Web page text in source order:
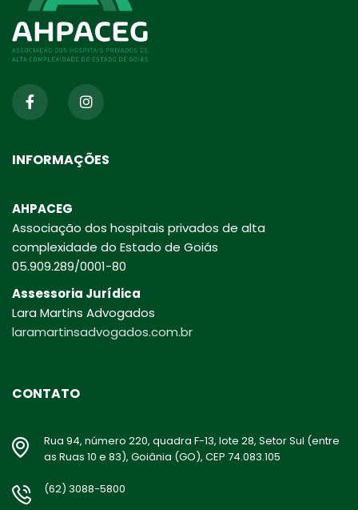
INFORMAÇÕES
AHPACEG
Associação dos hospitais privados de alta
complexidade do Estado de Goiás
05.909.289/0001-80
Assessoria Jurídica
Lara Martins Advogados
laramartinsadvogados.com.br
CONTATO
Rua 94, número 220, quadra F-13, lote 28, Setor Sul (entre
as Ruas 10 e 83), Goiânia (GO), CEP 74.083.105
(62) 3088-5800